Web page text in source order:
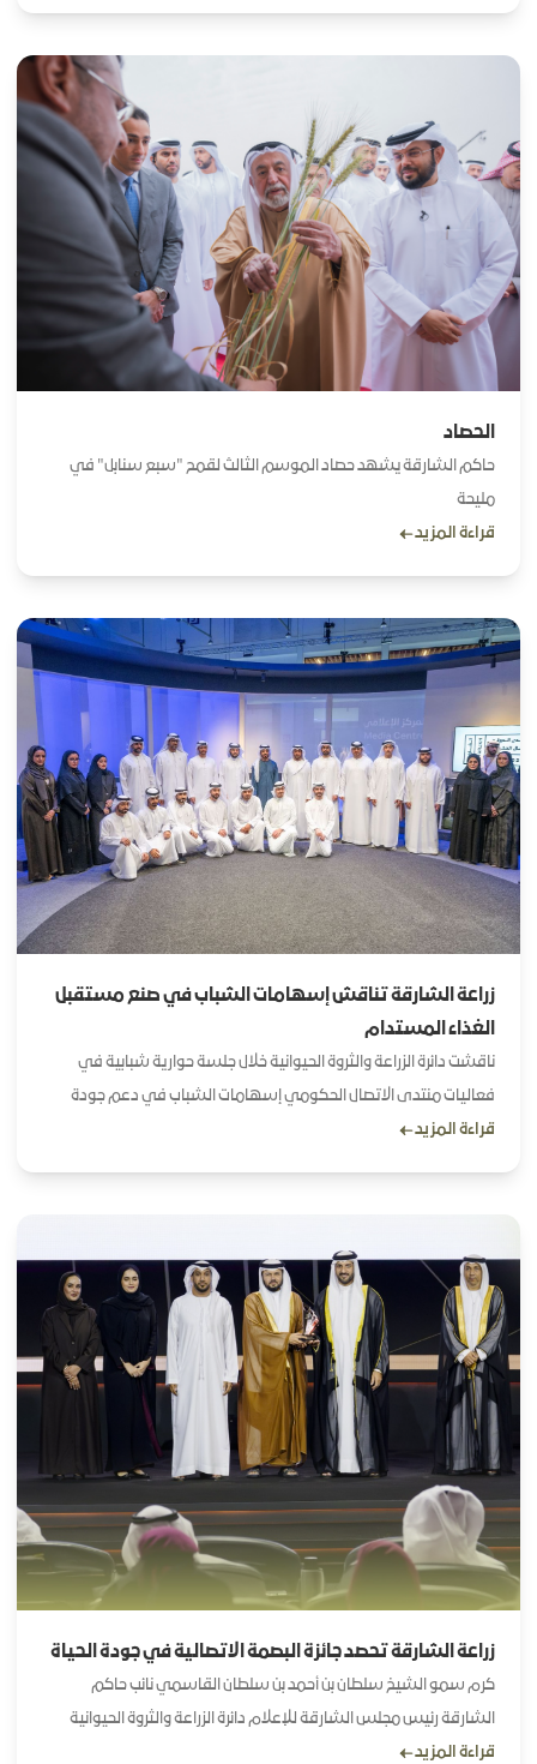
الحصاد
حاكم الشارقة يشهد حصاد الموسم الثالث لقمح "سبع سنابل" في
مليحة
قراءة المزيد
زراعة الشارقة تناقش إسهامات الشباب في صنع مستقبل
الغذاء المستدام
ناقشت دائرة الزراعة والثروة الحيوانية خلال جلسة حوارية شبابية في
فعاليات منتدى الاتصال الحكومي إسهامات الشباب في دعم جودة
الحياة وتعزيز الأمن الغذائي المستدام ودعم الزراعة الذكية والحد من
قراءة المزيد
زراعة الشارقة تحصد جائزة البصمة الاتصالية في جودة الحياة
كرم سمو الشيخ سلطان بن أحمد بن سلطان القاسمي نائب حاكم
الشارقة رئيس مجلس الشارقة للإعلام دائرة الزراعة والثروة الحيوانية
بجائزة البصمة الاتصالية المميزة في جودة الحياة وذلك خلال حفل ختام
قراءة المزيد